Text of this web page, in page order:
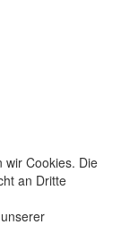
wir Cookies. Die
an Dritte